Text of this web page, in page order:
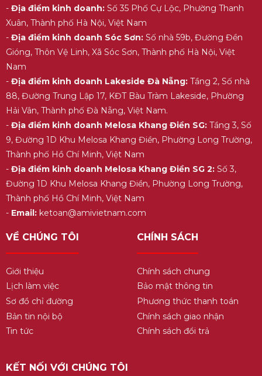
- Địa điểm kinh doanh:Số 35 Phố Cự Lộc, Phường Thanh
Xuân, Thành phố Hà Nội, Việt Nam
- Địa điểm kinh doanh Sóc Sơn:Số nhà 59b, Đường Đền
Gióng, Thôn Vệ Linh, Xã Sóc Sơn, Thành phố Hà Nội, Việt
Nam
- Địa điểm kinh doanh Lakeside Đà Nẵng:Tầng 2, Số nhà
88, Đường Trung Lập 17, KĐT Bàu Tràm Lakeside, Phường
Hải Vân, Thành phố Đà Nẵng, Việt Nam.
- Địa điểm kinh doanh Melosa Khang Điền SG:Tầng 3, Số
9, Đường 1D Khu Melosa Khang Điền, Phường Long Trường,
Thành phố Hồ Chí Minh, Việt Nam
- Địa điểm kinh doanh Melosa Khang Điền SG 2:Số 3,
Đường 1D Khu Melosa Khang Điền, Phường Long Trường,
Thành phố Hồ Chí Minh, Việt Nam
- Email:ketoan@amivietnam.com
VỀ CHÚNG TÔI
Giới thiệu
Lịch làm việc
Sơ đồ chỉ đường
Bản tin nội bộ
Tin tức
CHÍNH SÁCH
Chính sách chung
Bảo mật thông tin
Phương thức thanh toán
Chính sách giao nhận
Chính sách đổi trả
KẾT NỐI VỚI CHÚNG TÔI